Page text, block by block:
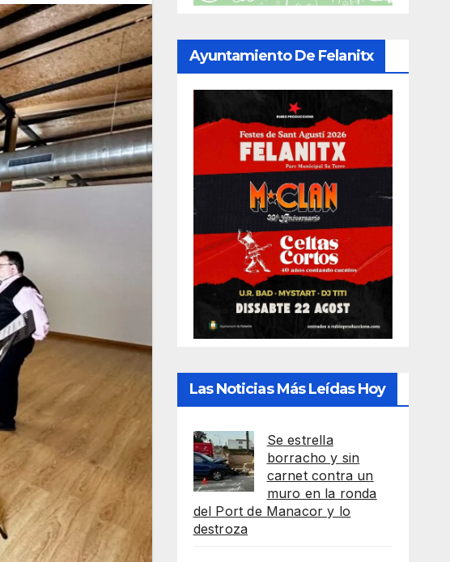
Ayuntamiento De Felanitx
Las Noticias Más Leídas Hoy
Se estrella
borracho y sin
carnet contra un
muro en la ronda
del Port de Manacor y lo
destroza